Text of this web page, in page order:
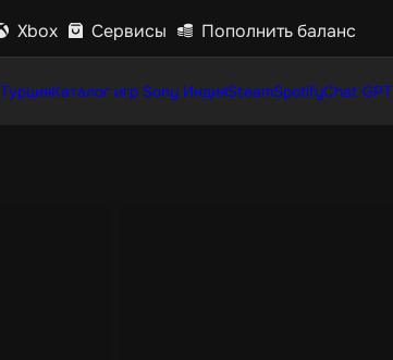
Xbox Сервисы Пополнить баланс
Каталог игр Sony ИндияSteamSpotifyChat GPT